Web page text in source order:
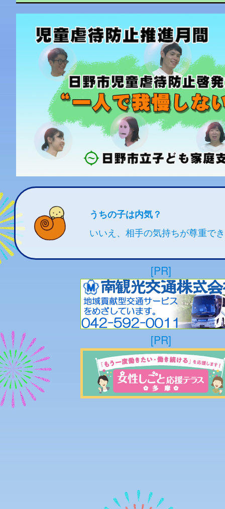
うちの子は内気？
いいえ、相手の気持ちが尊重で
[PR]
[PR]